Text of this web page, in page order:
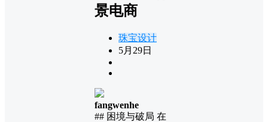
景电商
珠宝设计
5月29日
fangwenhe
## 困境与破局 在